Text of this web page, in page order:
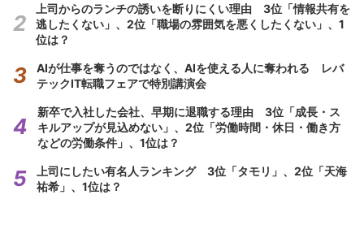
上司からのランチの誘いを断りにくい理由 3位「情報共有を
逃したくない」、2位「職場の雰囲気を悪くしたくない」、1
位は？
AIが仕事を奪うのではなく、AIを使える人に奪われる レバ
テックIT転職フェアで特別講演会
新卒で入社した会社、早期に退職する理由 3位「成長・ス
キルアップが見込めない」、2位「労働時間・休日・働き方
などの労働条件」、1位は？
上司にしたい有名人ランキング 3位「タモリ」、2位「天海
祐希」、1位は？